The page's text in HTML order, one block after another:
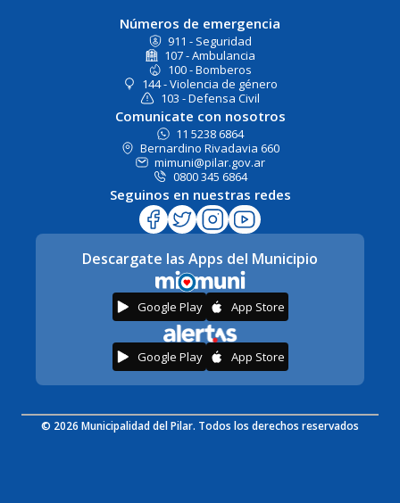
Números de emergencia
911 - Seguridad
107 - Ambulancia
100 - Bomberos
144 - Violencia de género
103 - Defensa Civil
Comunicate con nosotros
11 5238 6864
Bernardino Rivadavia 660
mimuni@pilar.gov.ar
0800 345 6864
Seguinos en nuestras redes
Descargate las Apps del Municipio
Google Play App Store
Google Play App Store
© 2026 Municipalidad del Pilar. Todos los derechos reservados